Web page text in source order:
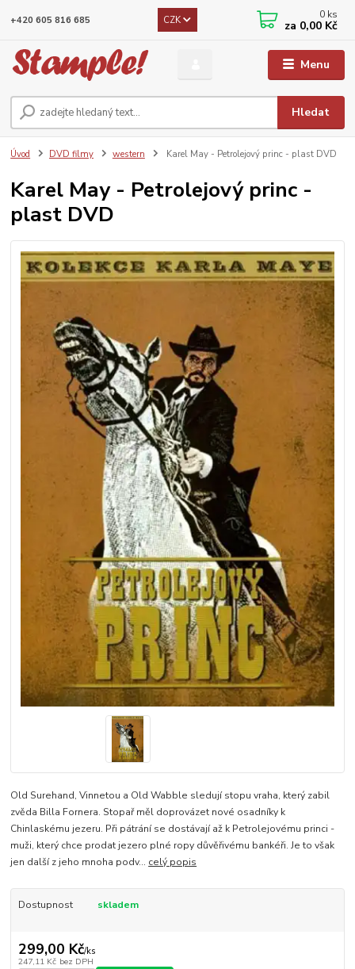
Menu
CZK
Hledat
+420 605 816 685 0 ks
za 0,00 Kč
Úvod DVD filmy western Karel May - Petrolejový princ - plast DVD
Karel May - Petrolejový princ -
plast DVD
Old Surehand, Vinnetou a Old Wabble sledují stopu vraha, který zabil
zvěda Billa Fornera. Stopař měl doprovázet nové osadníky k
Chinlaskému jezeru. Při pátrání se dostávají až k Petrolejovému princi -
muži, který chce prodat jezero plné ropy důvěřivému bankéři. Je to však
jen další z jeho mnoha podv... celý popis
Dostupnost skladem
299,00 Kč/ks
247,11 Kč bez DPH